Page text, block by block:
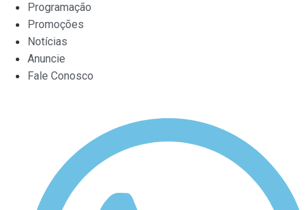
Programação
Promoções
Notícias
Anuncie
Fale Conosco